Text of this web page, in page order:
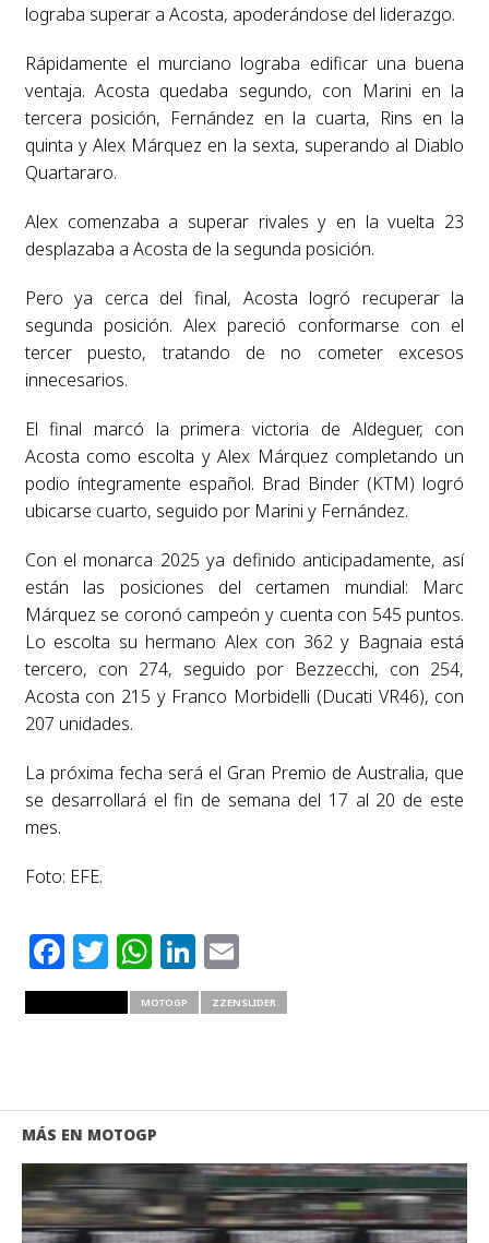
lograba superar a Acosta, apoderándose del liderazgo.
Rápidamente el murciano lograba edificar una buena
ventaja. Acosta quedaba segundo, con Marini en la
tercera posición, Fernández en la cuarta, Rins en la
quinta y Alex Márquez en la sexta, superando al Diablo
Quartararo.
Alex comenzaba a superar rivales y en la vuelta 23
desplazaba a Acosta de la segunda posición.
Pero ya cerca del final, Acosta logró recuperar la
segunda posición. Alex pareció conformarse con el
tercer puesto, tratando de no cometer excesos
innecesarios.
El final marcó la primera victoria de Aldeguer, con
Acosta como escolta y Alex Márquez completando un
podio íntegramente español. Brad Binder (KTM) logró
ubicarse cuarto, seguido por Marini y Fernández.
Con el monarca 2025 ya definido anticipadamente, así
están las posiciones del certamen mundial: Marc
Márquez se coronó campeón y cuenta con 545 puntos.
Lo escolta su hermano Alex con 362 y Bagnaia está
tercero, con 274, seguido por Bezzecchi, con 254,
Acosta con 215 y Franco Morbidelli (Ducati VR46), con
207 unidades.
La próxima fecha será el Gran Premio de Australia, que
se desarrollará el fin de semana del 17 al 20 de este
mes.
Foto: EFE.
Facebook
Twitter
WhatsApp
LinkedIn
Email
MOTOGP ZZENSLIDER
MÁS EN MOTOGP